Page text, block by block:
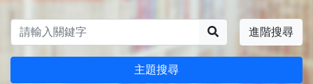
進階搜尋
主題搜尋